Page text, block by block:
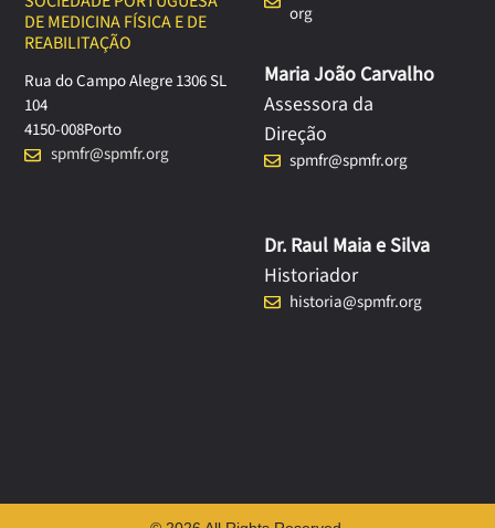
DE MEDICINA FÍSICA E DE
REABILITAÇÃO
Rua do Campo Alegre 1306 SL
104
4150-008Porto
spmfr@spmfr.org
org
Maria João Carvalho
Assessora da
Direção
spmfr@spmfr.org
Dr. Raul Maia e Silva
Historiador
historia@spmfr.org